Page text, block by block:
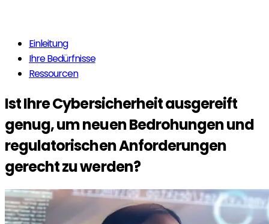
Einleitung
Ihre Bedürfnisse
Ressourcen
Ist IhreCybersicherheitausgereift
genug, um neuen Bedrohungen und
regulatorischen Anforderungen
gerecht zu werden?